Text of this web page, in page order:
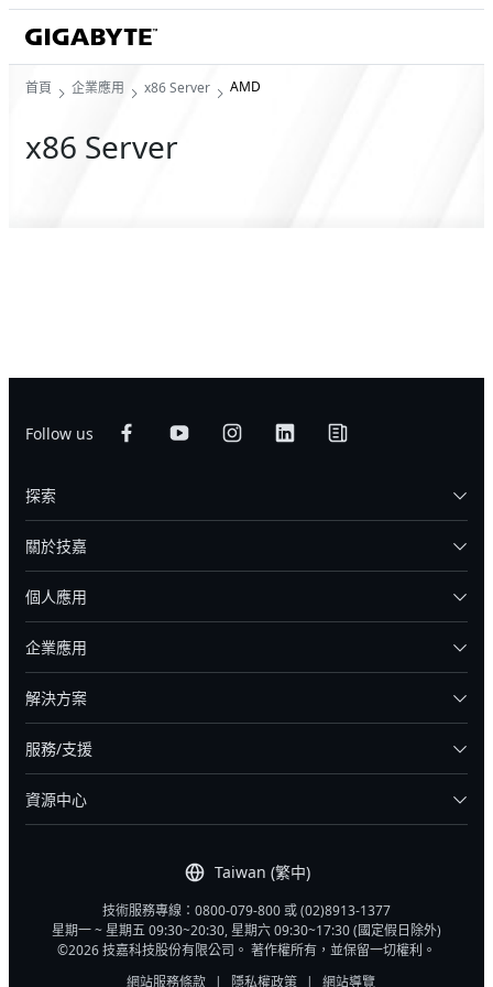
首頁 企業應用 x86 Server AMD
x86 Server
Follow us
Taiwan (繁中)
探索
關於技嘉
個人應用
企業應用
解決方案
服務/支援
資源中心
技術服務專線：0800-079-800 或 (02)8913-1377
星期一 ~ 星期五 09:30~20:30, 星期六 09:30~17:30 (國定假日除外)
©2026 技嘉科技股份有限公司。 著作權所有，並保留一切權利。
網站服務條款
| 隱私權政策 | 網站導覽